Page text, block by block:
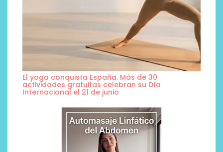
El yoga conquista España. Más de 30
actividades gratuitas celebran su Día
Internacional el 21 de junio